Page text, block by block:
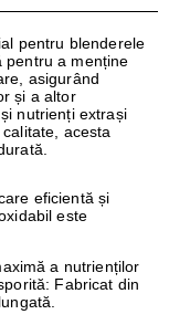
pentru blenderele
pentru a menține
asigurând
și a altor
nutrienți extrași
acesta
eficientă și
este
a nutrienților
Fabricat din